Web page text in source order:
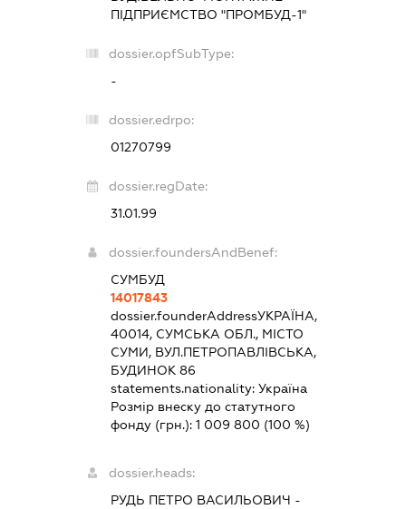
ПІДПРИЄМСТВО "ПРОМБУД-1"
dossier.opfSubType:
-
dossier.edrpo:
01270799
dossier.regDate:
31.01.99
dossier.foundersAndBenef:
СУМБУД
14017843
dossier.founderAddressУКРАЇНА,
40014, СУМСЬКА ОБЛ., МІСТО
СУМИ, ВУЛ.ПЕТРОПАВЛІВСЬКА,
БУДИНОК 86
statements.nationality: Україна
Розмір внеску до статутного
фонду (грн.): 1 009 800 (100 %)
dossier.heads:
РУДЬ ПЕТРО ВАСИЛЬОВИЧ -